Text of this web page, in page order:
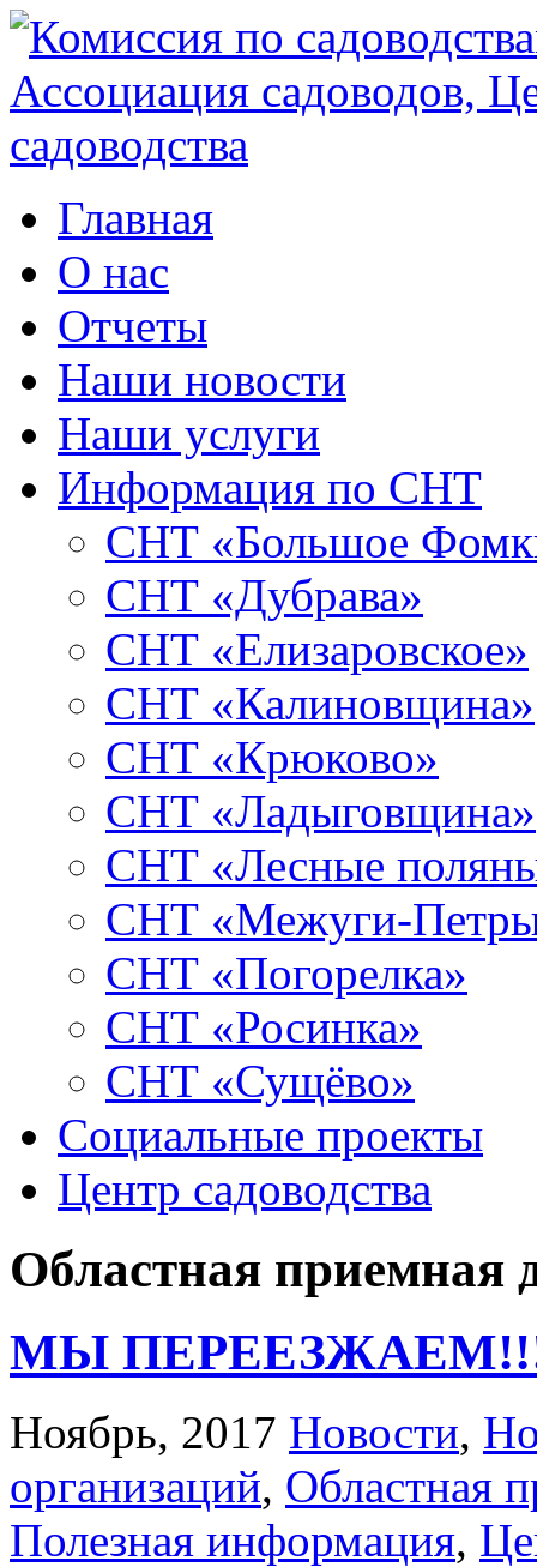
Главная
О нас
Отчеты
Наши новости
Наши услуги
Информация по СНТ
СНТ «Большое
СНТ «Дубрава»
СНТ «Елизаровское»
СНТ «Калиновщина»
СНТ «Крюково»
СНТ «Ладыговщина»
СНТ «Лесные
СНТ «Межуги-
СНТ «Погорелка»
СНТ «Росинка»
СНТ «Сущёво»
Социальные проекты
Центр садоводства
Областная приемная
МЫ
Ноябрь, 2017 Новости,
организаций, Областная
Полезная информация,